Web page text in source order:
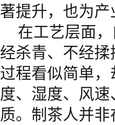
著提升，也为
在工艺层面
经杀青、不经
过程看似简单
度、湿度、风
质。制茶人并